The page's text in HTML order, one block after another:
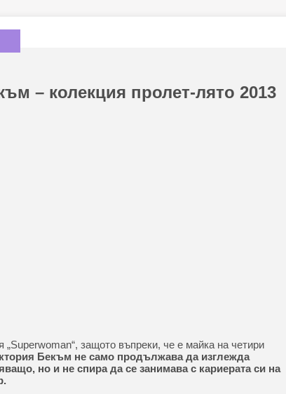
– колекция пролет-лято 2013
„Superwoman“, защото въпреки, че е майка на четири
Бекъм не само продължава да изглежда
но и не спира да се занимава с кариерата си на